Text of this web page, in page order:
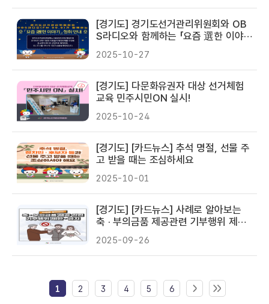
[경기도] 경기도선거관리위원회와 OB
S라디오와 함께하는 「요즘 選한 이야
기」 청취 안내!
2025-10-27
[경기도] 다문화유권자 대상 선거체험
교육 민주시민ON 실시!
2025-10-24
[경기도] [카드뉴스] 추석 명절, 선물 주
고 받을 때는 조심하세요
2025-10-01
[경기도] [카드뉴스] 사례로 알아보는
축 · 부의금품 제공관련 기부행위 제한 ·
금지
2025-09-26
1 2 3 4 5 6